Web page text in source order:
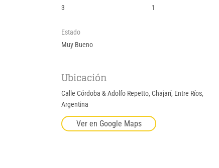
3
1
Estado
Muy Bueno
Ubicación
Calle Córdoba & Adolfo Repetto, Chajarí, Entre Ríos,
Argentina
Ver en Google Maps